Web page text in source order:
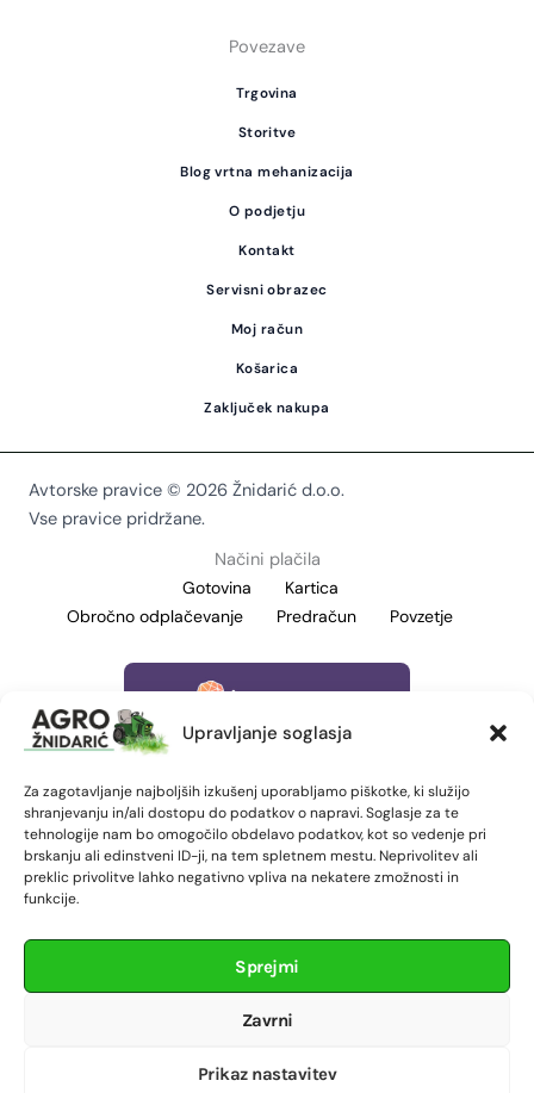
Upravljanje soglasja
Za zagotavljanje najboljših izkušenj uporabljamo piškotke, ki služijo
shranjevanju in/ali dostopu do podatkov o napravi. Soglasje za te
tehnologije nam bo omogočilo obdelavo podatkov, kot so vedenje pri
brskanju ali edinstveni ID-ji, na tem spletnem mestu. Neprivolitev ali
preklic privolitve lahko negativno vpliva na nekatere zmožnosti in
funkcije.
Sprejmi
Zavrni
Prikaz nastavitev
Povezave
Trgovina
Storitve
Blog vrtna mehanizacija
O podjetju
Kontakt
Servisni obrazec
Moj račun
Košarica
Zaključek nakupa
Avtorske pravice © 2026 Žnidarić d.o.o.
Vse pravice pridržane.
Načini plačila
Gotovina
Kartica
Obročno odplačevanje
Predračun Povzetje
Pravne informacije
Splošni pogoji poslovanja
Politika zasebnosti
Pravilnik o piškotkih (EU)
Garancija in reklamacije
NLB Buy&Go izračun limita